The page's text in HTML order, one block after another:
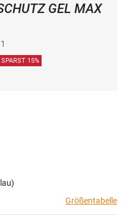
GEL MAX
SPARST 15%
Größentabelle